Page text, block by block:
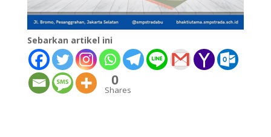
Sebarkan artikel ini
0
Shares